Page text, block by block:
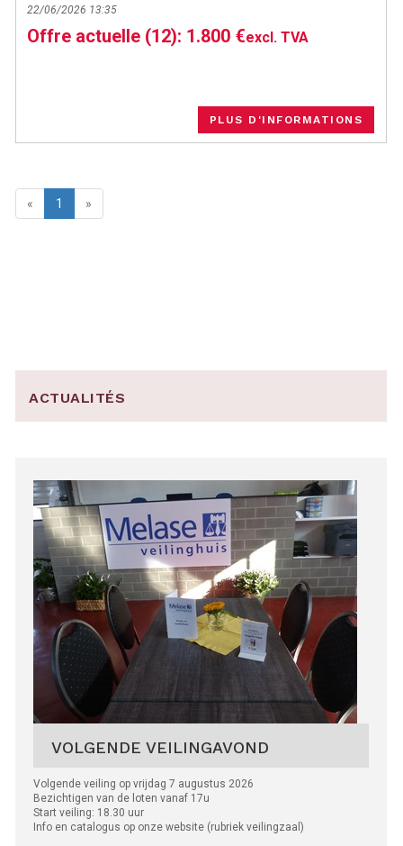
22/06/2026 13:35
Offre actuelle (12): 1.800 €excl. TVA
PLUS D'INFORMATIONS
« 1 »
ACTUALITÉS
VOLGENDE VEILINGAVOND
Volgende veiling op vrijdag 7 augustus 2026
Bezichtigen van de loten vanaf 17u
Start veiling: 18.30 uur
Info en catalogus op onze website (rubriek veilingzaal)